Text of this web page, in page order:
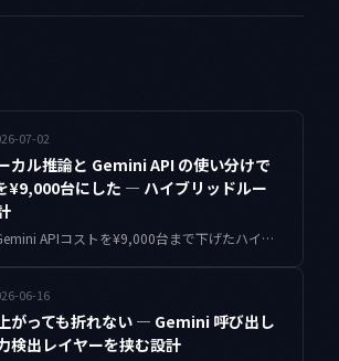
07-02
カル推論と Gemini API の使い分けで
¥9,000台にした — ハイブリッドルー
月額¥32,000のGemini APIコストを¥9,000台まで下げたハイブリッド推論構成の記録です。ルーティング設計・Python実装・本番の落とし穴に加え、2026年7月のGemma 4 API提供開始を踏まえた構成見直しの指針もまとめました。
06-16
がっても折れない — Gemini 呼び出し
検出レイヤーを挟む設計